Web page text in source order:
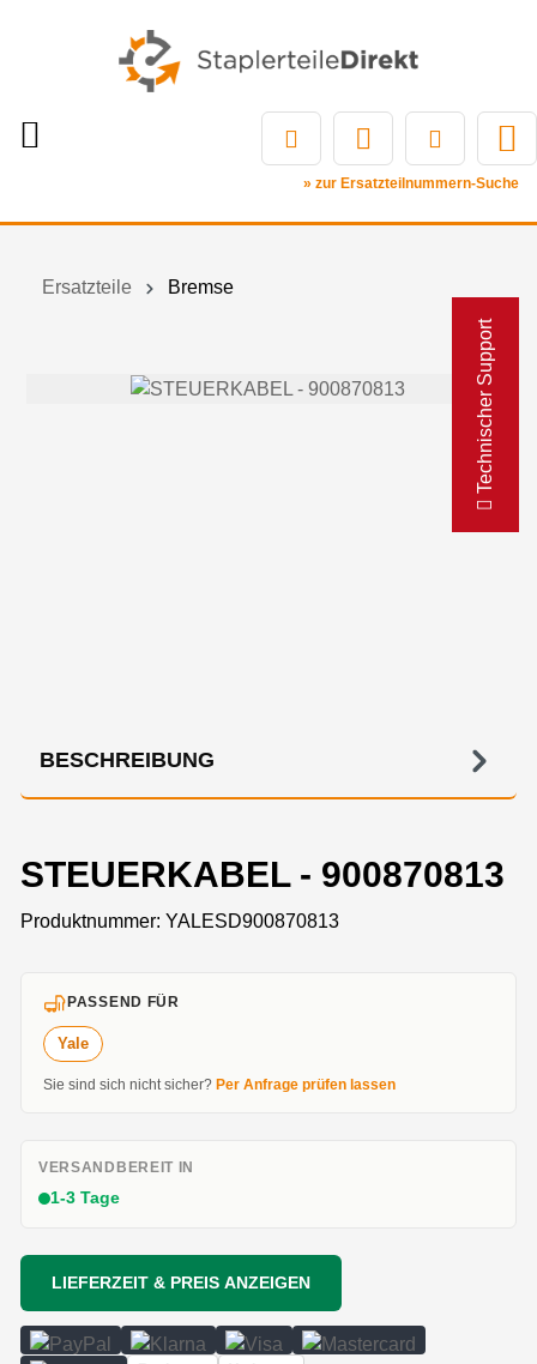
Technischer Support
» zur Ersatzteilnummern-Suche
Ersatzteile Bremse
BESCHREIBUNG
STEUERKABEL - 900870813
Produktnummer: YALESD900870813
PASSEND FÜR
Yale
Sie sind sich nicht sicher? Per Anfrage prüfen lassen
VERSANDBEREIT IN
1-3 Tage
LIEFERZEIT & PREIS ANZEIGEN